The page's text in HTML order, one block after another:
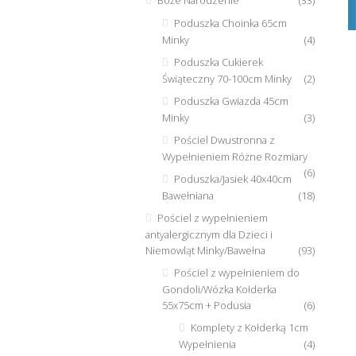
Poduszka Choinka 65cm
Minky
(4)
Poduszka Cukierek
Świąteczny 70-100cm Minky
(2)
Poduszka Gwiazda 45cm
Minky
(3)
Pościel Dwustronna z
Wypełnieniem Różne Rozmiary
(6)
Poduszka/Jasiek 40x40cm
Bawełniana
(18)
Pościel z wypełnieniem
antyalergicznym dla Dzieci i
Niemowląt Minky/Bawełna
(93)
Pościel z wypełnieniem do
Gondoli/Wózka Kołderka
55x75cm + Podusia
(6)
Komplety z Kołderką 1cm
Wypełnienia
(4)